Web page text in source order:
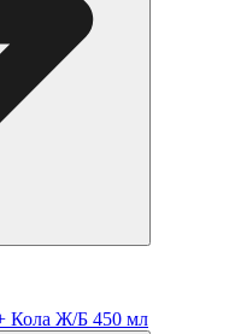
Кола Ж/Б 450 мл